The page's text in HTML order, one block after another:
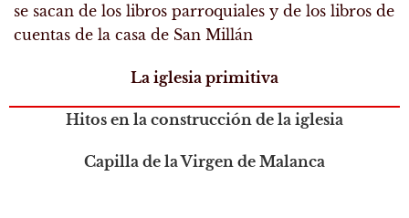
se sacan de los libros parroquiales y de los libros de
cuentas de la casa de San Millán
La iglesia primitiva
Hitos en la construcción de la iglesia
Capilla de la Virgen de Malanca